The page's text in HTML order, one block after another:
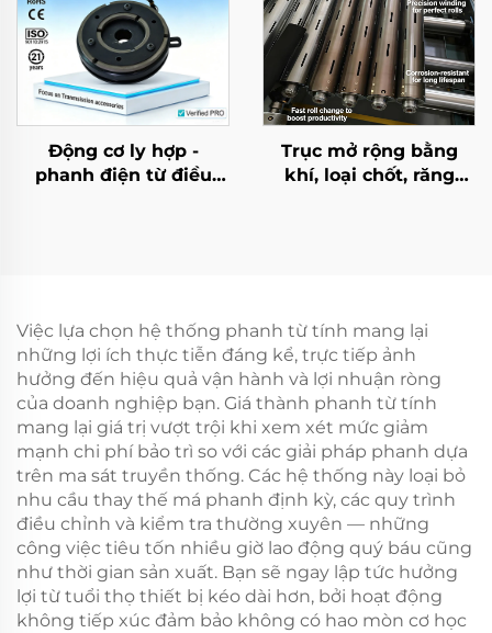
Động cơ ly hợp -
phanh điện từ điều
Trục mở rộng bằng
khí, loại chốt, răng
Việc lựa chọn hệ thống phanh từ tính mang lại
những lợi ích thực tiễn đáng kể, trực tiếp ảnh
hưởng đến hiệu quả vận hành và lợi nhuận ròng
của doanh nghiệp bạn. Giá thành phanh từ tính
mang lại giá trị vượt trội khi xem xét mức giảm
mạnh chi phí bảo trì so với các giải pháp phanh dựa
trên ma sát truyền thống. Các hệ thống này loại bỏ
nhu cầu thay thế má phanh định kỳ, các quy trình
điều chỉnh và kiểm tra thường xuyên — những
công việc tiêu tốn nhiều giờ lao động quý báu cũng
như thời gian sản xuất. Bạn sẽ ngay lập tức hưởng
lợi từ tuổi thọ thiết bị kéo dài hơn, bởi hoạt động
không tiếp xúc đảm bảo không có hao mòn cơ học